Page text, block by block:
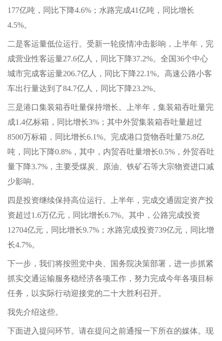
177亿吨，同比下降4.6%；水路完成41亿吨，同比增长
4.5%。
二是客运量低位运行。受新一轮疫情冲击影响，上半年，完
成营业性客运量27.6亿人，同比下降37.2%。全国36个中心
城市完成客运量206.7亿人，同比下降22.1%。高速公路小客
车出行量达到了84.7亿人，同比下降23.2%。
三是港口集装箱吞吐量保持增长。上半年，集装箱吞吐量完
成1.4亿标箱，同比增长3%；其中外贸集装箱吞吐量超过
8500万标箱，同比增长6.1%。完成港口货物吞吐量75.8亿
吨，同比下降0.8%，其中，内贸吞吐量增长0.5%，外贸吞吐
量下降3.7%，主要受煤炭、原油、铁矿石等大宗物资进口减
少影响。
四是投资继续保持高位运行。上半年，完成交通固定资产投
资超过1.6万亿元，同比增长6.7%。其中，公路完成投资
12704亿元，同比增长9.7%；水路完成投资739亿元，同比增
长4.7%。
下一步，我们将按照党中央、国务院决策部署，进一步抓紧
抓实交通运输服务稳经济各项工作，努力完成今年各项目标
任务，以实际行动迎接党的二十大胜利召开。
我先介绍这些。
下面进入提问环节。请在提问之前通报一下所在的媒体。现